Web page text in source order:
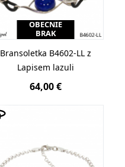
OBECNIE
BRAK
Bransoletka B4602-LL z
Lapisem lazuli
64,00 €